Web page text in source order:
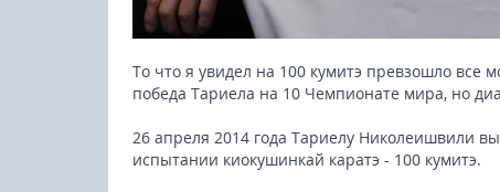
То что я увидел на 100 кумитэ превзошло все
победа Тариела на 10 Чемпионате мира, но
26 апреля 2014 года Тариелу Николеишвили
испытании киокушинкай каратэ - 100 кумитэ.
Spanish Autumn Camp 2026